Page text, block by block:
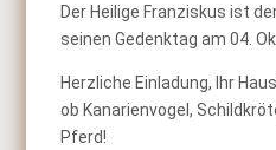
Der Heilige Franziskus ist
seinen Gedenktag am 04.
Herzliche Einladung, Ihr
ob Kanarienvogel,
Pferd!